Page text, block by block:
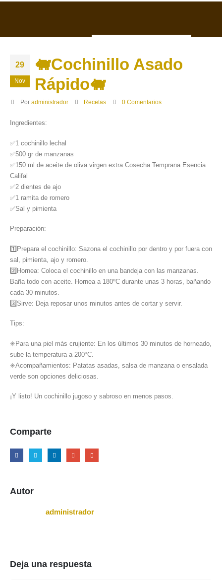
29
Nov
🐖Cochinillo Asado
Rápido🐖
Por administrador Recetas 0 Comentarios
Ingredientes:
✅1 cochinillo lechal
✅500 gr de manzanas
✅150 ml de aceite de oliva virgen extra Cosecha Temprana Esencia
Califal
✅2 dientes de ajo
✅1 ramita de romero
✅Sal y pimienta
Preparación:
1️⃣Prepara el cochinillo: Sazona el cochinillo por dentro y por fuera con
sal, pimienta, ajo y romero.
2️⃣Hornea: Coloca el cochinillo en una bandeja con las manzanas.
Baña todo con aceite. Hornea a 180ºC durante unas 3 horas, bañando
cada 30 minutos.
3️⃣Sirve: Deja reposar unos minutos antes de cortar y servir.
Tips:
✳️Para una piel más crujiente: En los últimos 30 minutos de horneado,
sube la temperatura a 200ºC.
✳️Acompañamientos: Patatas asadas, salsa de manzana o ensalada
verde son opciones deliciosas.
¡Y listo! Un cochinillo jugoso y sabroso en menos pasos.
Comparte
Autor
administrador
Deja una respuesta